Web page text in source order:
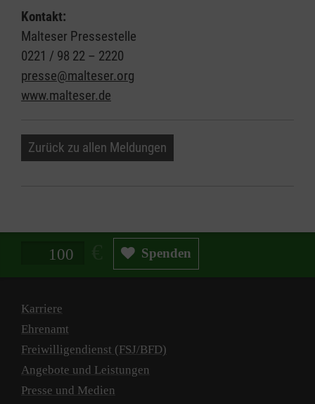
Kontakt:
Malteser Pressestelle
0221 / 98 22 – 2220
presse@malteser.org
www.malteser.de
Zurück zu allen Meldungen
Spendenbetrag in Euro Spenden
Karriere
Ehrenamt
Freiwilligendienst (FSJ/BFD)
Angebote und Leistungen
Presse und Medien